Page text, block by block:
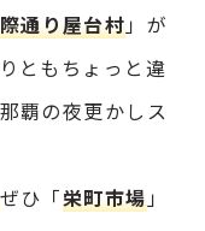
通り屋台村」が
ともちょっと違
覇の夜更かしス
ぜひ「栄町市場」